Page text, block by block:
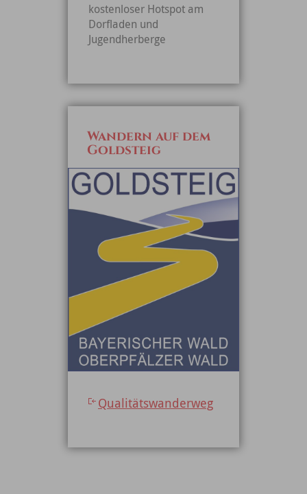
kostenloser Hotspot am
Dorfladen und
Jugendherberge
Wandern auf dem
Goldsteig
Qualitätswanderweg